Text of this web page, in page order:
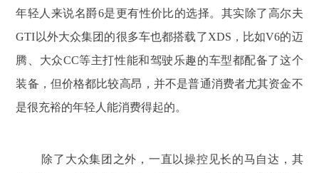
年轻人来说名爵6是更有性价比的选择。其实除了高尔夫
GTI以外大众集团的很多车也都搭载了XDS，比如V6的迈
腾、大众CC等主打性能和驾驶乐趣的车型都配备了这个
装备，但价格都比较高昂，并不是普通消费者尤其资金不
是很充裕的年轻人能消费得起的。
除了大众集团之外，一直以操控见长的马自达，其